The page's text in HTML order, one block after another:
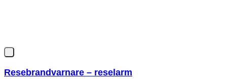
Resebrandvarnare – reselarm